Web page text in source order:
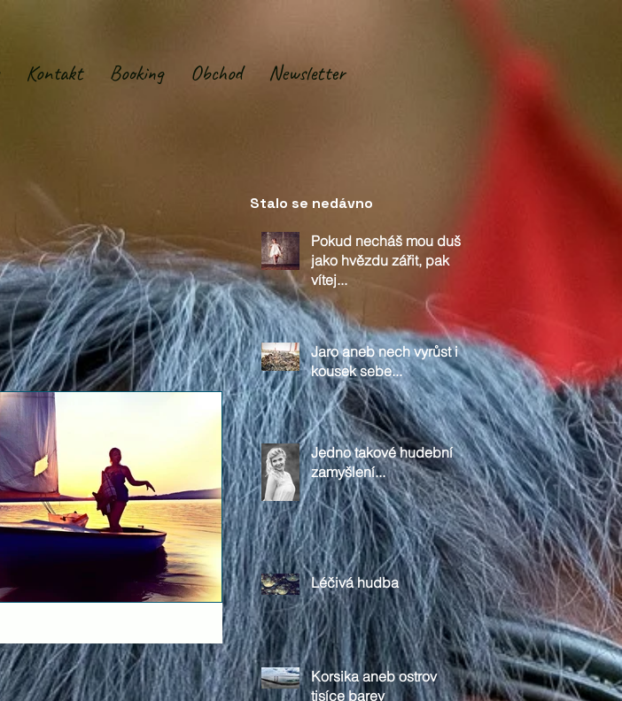
Kontakt Booking Obchod Newsletter
Stalo se nedávno
Pokud necháš mou duši
jako hvězdu zářit, pak
vítej...
Jaro aneb nech vyrůst i
kousek sebe...
Jedno takové hudební
zamyšlení...
Léčivá hudba
Korsika aneb ostrov
tisíce barev